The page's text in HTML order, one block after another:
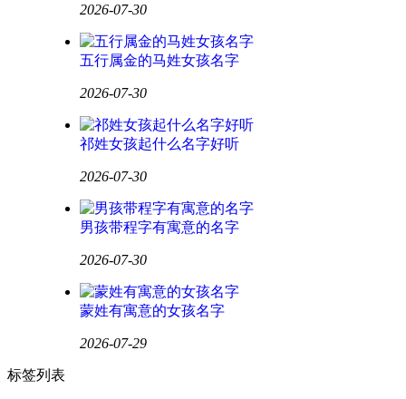
2026-07-30
五行属金的马姓女孩名字
2026-07-30
祁姓女孩起什么名字好听
2026-07-30
男孩带程字有寓意的名字
2026-07-30
蒙姓有寓意的女孩名字
2026-07-29
标签列表